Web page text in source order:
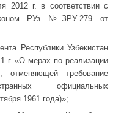
2012 г. в соответствии с
РУз №ЗРУ-279 от
Республики Узбекистан
г. «О мерах по реализации
отменяющей требование
официальных
1961 года)»;